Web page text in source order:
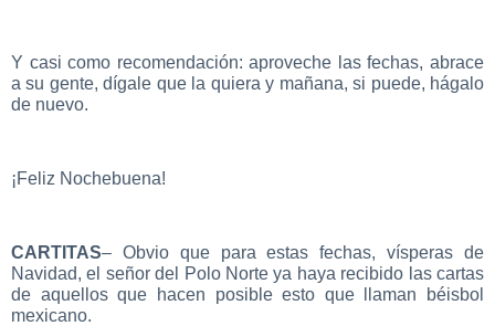
Y casi como recomendación: aproveche las fechas, abrace
a su gente, dígale que la quiera y mañana, si puede, hágalo
de nuevo.
¡Feliz Nochebuena!
CARTITAS– Obvio que para estas fechas, vísperas de
Navidad, el señor del Polo Norte ya haya recibido las cartas
de aquellos que hacen posible esto que llaman béisbol
mexicano.